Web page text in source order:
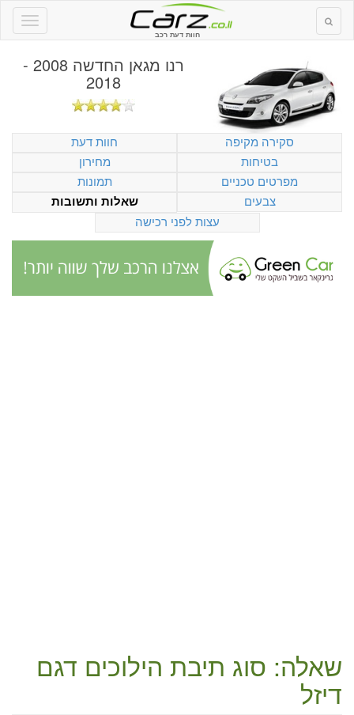
חוות דעת רכב
רנו מגאן החדשה 2008 -
2018
סקירה מקיפה
חוות דעת
בטיחות
מחירון
מפרטים טכניים
תמונות
צבעים
שאלות ותשובות
עצות לפני רכישה
שאלה: סוג תיבת הילוכים דגם
דיזל